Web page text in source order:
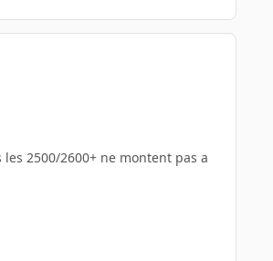
2500/2600+ ne montent pas a